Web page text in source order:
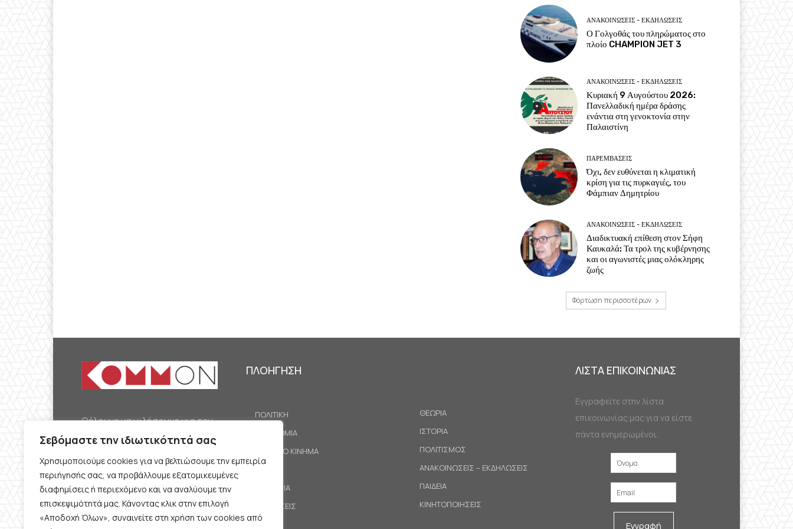
Σεβόμαστε την ιδιωτικότητά σας
Χρησιμοποιούμε cookies για να βελτιώσουμε την εμπειρία
περιήγησής σας, να προβάλλουμε εξατομικευμένες
διαφημίσεις ή περιεχόμενο και να αναλύουμε την
επισκεψιμότητά μας. Κάνοντας κλικ στην επιλογή
«Αποδοχή Όλων», συναινείτε στη χρήση των cookies από
ΑΝΑΚΟΙΝΩΣΕΙΣ - ΕΚΔΗΛΩΣΕΙΣ
Ο Γολγοθάς του πληρώματος στο
πλοίο CHAMPION JET 3
ΑΝΑΚΟΙΝΩΣΕΙΣ - ΕΚΔΗΛΩΣΕΙΣ
Κυριακή 9 Αυγούστου 2026:
Πανελλαδική ημέρα δράσης
ενάντια στη γενοκτονία στην
Παλαιστίνη
ΠΑΡΕΜΒΑΣΕΙΣ
Όχι, δεν ευθύνεται η κλιματική
κρίση για τις πυρκαγιές, του
Φάμπιαν Δημητρίου
ΑΝΑΚΟΙΝΩΣΕΙΣ - ΕΚΔΗΛΩΣΕΙΣ
Διαδικτυακή επίθεση στον Σήφη
Καυκαλά: Τα τρολ της κυβέρνησης
και οι αγωνιστές μιας ολόκληρης
ζωής
Φόρτωση περισσοτέρων
Θέλουμε να μιλήσουμε για τον
κομμουνισμό της εποχής μας,
την αναγκαία αλλά όχι
δεδομένη προοπτική.
Θέλουμε να μιλήσουμε
ταυτόχρονα για την
καθημερινή επιβίωση και τον
ΠΛΟΗΓΗΣΗ
ΠΟΛΙΤΙΚΗ
ΟΙΚΟΝΟΜΙΑ
ΕΡΓΑΤΙΚΟ ΚΙΝΗΜΑ
ΚΟΙΝΩΝΙΑ
ΠΡΟΤΑΣΕΙΣ
ΘΕΩΡΙΑ
ΙΣΤΟΡΙΑ
ΠΟΛΙΤΙΣΜΟΣ
ΑΝΑΚΟΙΝΩΣΕΙΣ – ΕΚΔΗΛΩΣΕΙΣ
ΠΑΙΔΕΙΑ
ΚΙΝΗΤΟΠΟΙΗΣΕΙΣ
ΛΙΣΤΑ ΕΠΙΚΟΙΝΩΝΙΑΣ
Εγγραφείτε στην λίστα
επικοινωνίας μας για να είστε
πάντα ενημερωμένοι.
Εγγραφή